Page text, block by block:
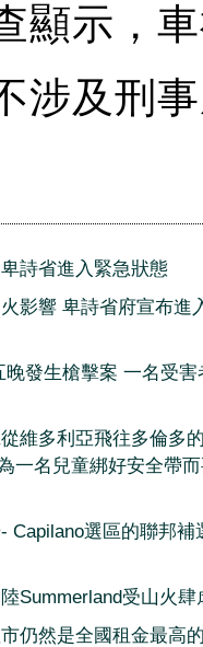
顯示，
涉及刑
卑詩省進入緊急狀態
影響 卑詩省府宣布進
晚發生槍擊案 一名受害
維多利亞飛往多倫多
一名兒童綁好安全帶
Capilano選區的聯邦補
Summerland受山火肆
仍然是全國租金最高